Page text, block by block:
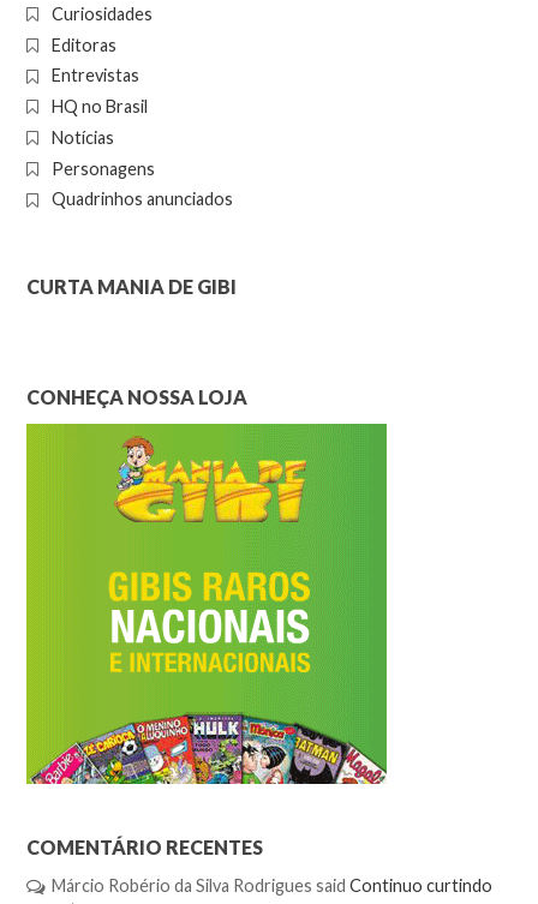
Curiosidades
Editoras
Entrevistas
HQ no Brasil
Notícias
Personagens
Quadrinhos anunciados
CURTA MANIA DE GIBI
CONHEÇA NOSSA LOJA
COMENTÁRIO RECENTES
Márcio Robério da Silva Rodrigues said Continuo curtindo